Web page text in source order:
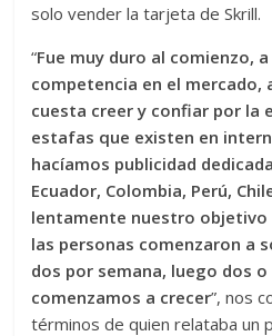
solo vender la tarjeta de Skrill.
“Fue muy duro al comienzo,
competencia en el mercado,
cuesta creer y confiar por la
estafas que existen en
hacíamos publicidad
Ecuador, Colombia, Perú,
lentamente nuestro objetivo
las personas comenzaron a
dos por semana, luego dos o
comenzamos a crecer”, nos
términos de quien relataba un